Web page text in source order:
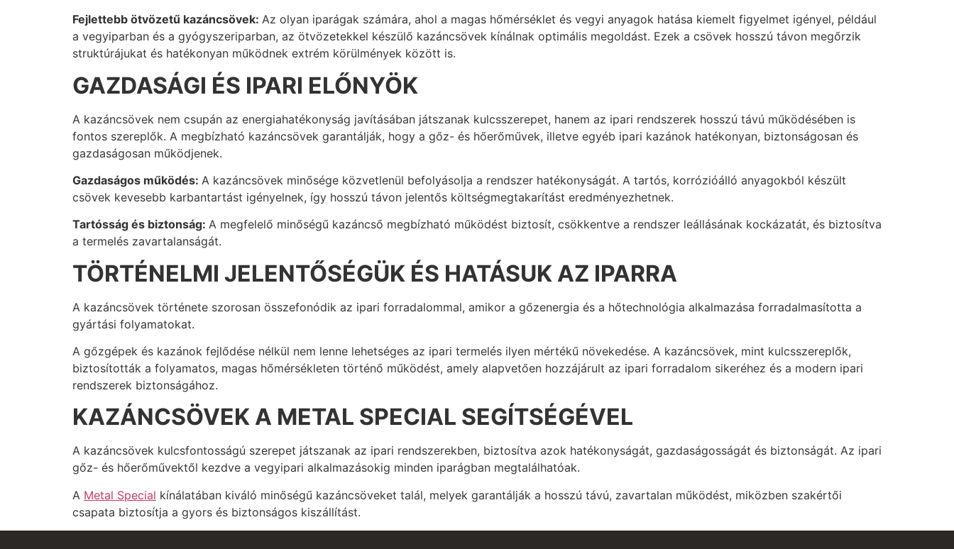
Fejlettebb ötvözetű kazáncsövek: Az olyan iparágak számára, ahol a magas hőmérséklet és vegyi anyagok hatása kiemelt figyelmet igényel, például
a vegyiparban és a gyógyszeriparban, az ötvözetekkel készülő kazáncsövek kínálnak optimális megoldást. Ezek a csövek hosszú távon megőrzik
struktúrájukat és hatékonyan működnek extrém körülmények között is.
GAZDASÁGI ÉS IPARI ELŐNYÖK
A kazáncsövek nem csupán az energiahatékonyság javításában játszanak kulcsszerepet, hanem az ipari rendszerek hosszú távú működésében is
fontos szereplők. A megbízható kazáncsövek garantálják, hogy a gőz- és hőerőművek, illetve egyéb ipari kazánok hatékonyan, biztonságosan és
gazdaságosan működjenek.
Gazdaságos működés: A kazáncsövek minősége közvetlenül befolyásolja a rendszer hatékonyságát. A tartós, korrózióálló anyagokból készült
csövek kevesebb karbantartást igényelnek, így hosszú távon jelentős költségmegtakarítást eredményezhetnek.
Tartósság és biztonság: A megfelelő minőségű kazáncső megbízható működést biztosít, csökkentve a rendszer leállásának kockázatát, és biztosítva
a termelés zavartalanságát.
TÖRTÉNELMI JELENTŐSÉGÜK ÉS HATÁSUK AZ IPARRA
A kazáncsövek története szorosan összefonódik az ipari forradalommal, amikor a gőzenergia és a hőtechnológia alkalmazása forradalmasította a
gyártási folyamatokat.
A gőzgépek és kazánok fejlődése nélkül nem lenne lehetséges az ipari termelés ilyen mértékű növekedése. A kazáncsövek, mint kulcsszereplők,
biztosították a folyamatos, magas hőmérsékleten történő működést, amely alapvetően hozzájárult az ipari forradalom sikeréhez és a modern ipari
rendszerek biztonságához.
KAZÁNCSÖVEK A METAL SPECIAL SEGÍTSÉGÉVEL
A kazáncsövek kulcsfontosságú szerepet játszanak az ipari rendszerekben, biztosítva azok hatékonyságát, gazdaságosságát és biztonságát. Az ipari
gőz- és hőerőművektől kezdve a vegyipari alkalmazásokig minden iparágban megtalálhatóak.
A Metal Special kínálatában kiváló minőségű kazáncsöveket talál, melyek garantálják a hosszú távú, zavartalan működést, miközben szakértői
csapata biztosítja a gyors és biztonságos kiszállítást.